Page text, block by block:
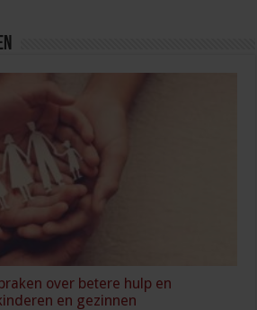
over betere hulp en
en gezinnen